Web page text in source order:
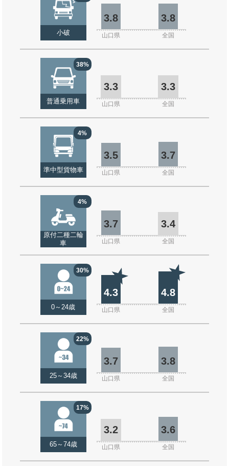
小破
3.8 3.8
山口県 全国
38%
普通乗用車
3.3 3.3
山口県 全国
4%
準中型貨物車
3.5 3.7
山口県 全国
4%
原付二種二輪
車
3.7 3.4
山口県 全国
30%
0～24歳
4.3 4.8
山口県 全国
22%
25～34歳
3.7 3.8
山口県 全国
17%
65～74歳
3.2 3.6
山口県 全国